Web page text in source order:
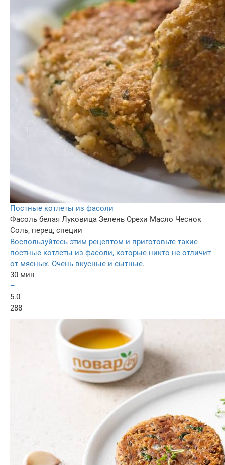
Постные котлеты из фасоли
Фасоль белая Луковица Зелень Орехи Масло Чеснок
Соль, перец, специи
Воспользуйтесь этим рецептом и приготовьте такие
постные котлеты из фасоли, которые никто не отличит
от мясных. Очень вкусные и сытные.
30 мин
–
5.0
288